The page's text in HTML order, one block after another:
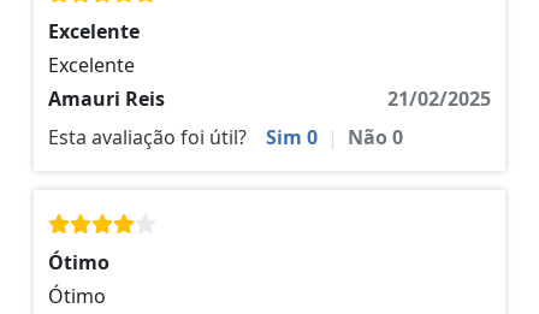
Excelente
Excelente
Amauri Reis
21/02/2025
Esta avaliação foi útil?
Sim 0 | Não0
Ótimo
Ótimo